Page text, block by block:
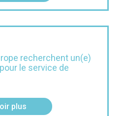
recherchent un(e)
le service de
plus